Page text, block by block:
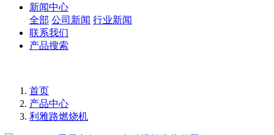
新闻中心
全部 公司新闻 行业新闻
联系我们
产品搜索
首页
产品中心
利雅路燃烧机